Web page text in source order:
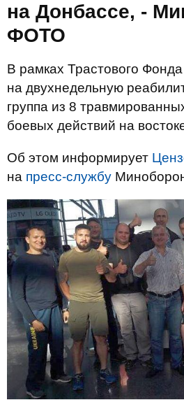
на Донбассе, -
ФОТО
В рамках Трастового
на двухнедельную
группа из 8
боевых действий на
Об этом информирует
на пресс-службу